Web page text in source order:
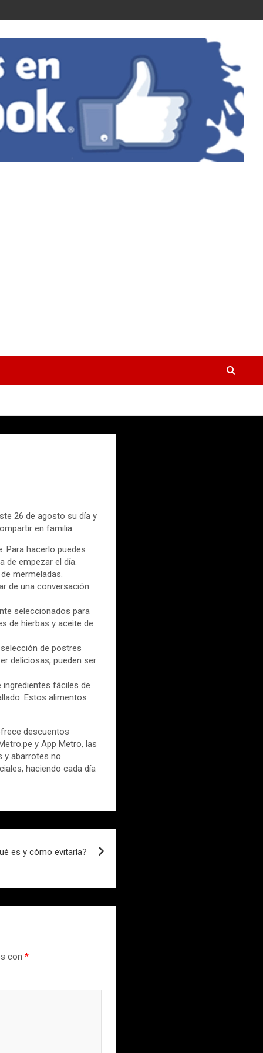
26 de agosto su día y
en familia.
Para hacerlo puedes
de empezar el día.
mermeladas.
de una conversación
seleccionados para
de hierbas y aceite de
de postres
deliciosas, pueden ser
fáciles de
Estos alimentos
descuentos
y App Metro, las
y abarrotes no
haciendo cada día
es y cómo evitarla?
con*